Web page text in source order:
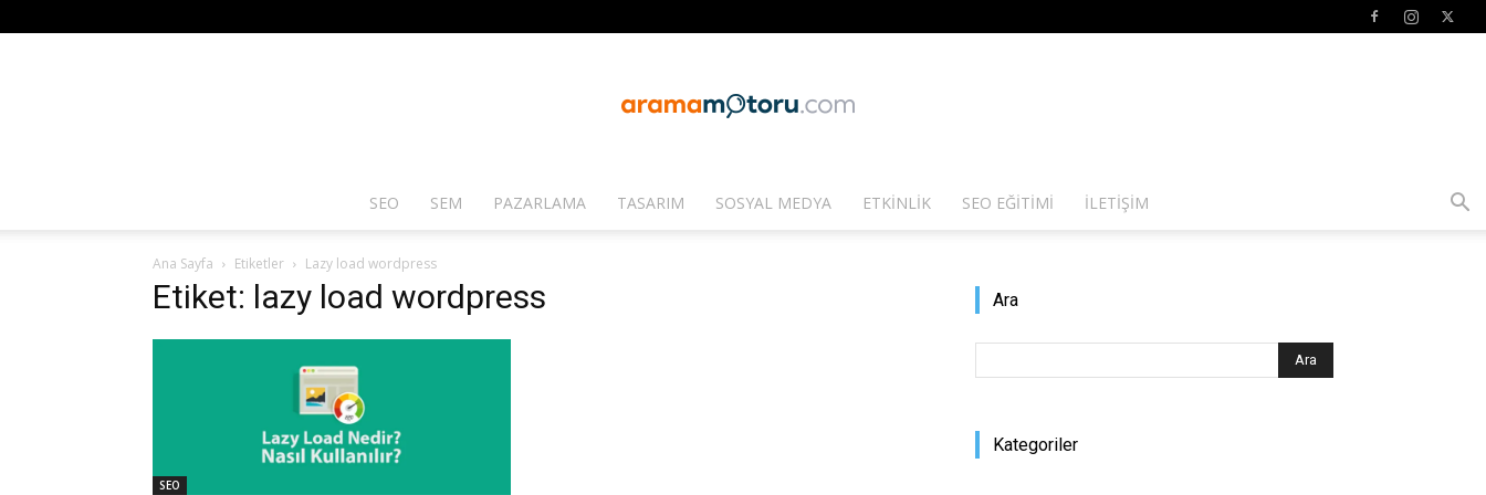
Arama
SEO SEM PAZARLAMA TASARIM SOSYAL MEDYA ETKINLIK SEO EĞITIMI İLETIŞIM
Ana Sayfa Etiketler Lazy load wordpress
Etiket: lazy load wordpress
SEO
Ara
Kategoriler